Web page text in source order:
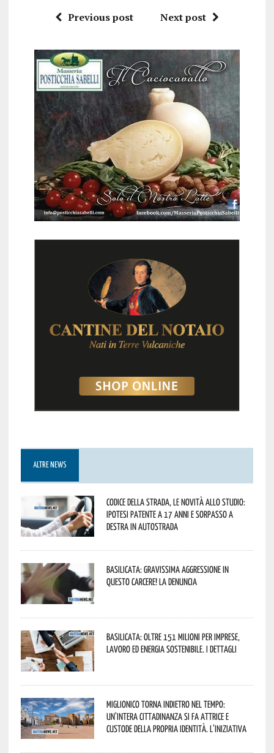
Previous post Next post
ALTRE NEWS
Codice della strada, le novità allo studio:
ipotesi patente a 17 anni e sorpasso a
destra in autostrada
Basilicata: gravissima aggressione in
questo Carcere! La denuncia
Basilicata: oltre 151 milioni per imprese,
lavoro ed energia sostenibile. I dettagli
Miglionico torna indietro nel tempo:
un’intera cittadinanza si fa attrice e
custode della propria identità. L’iniziativa